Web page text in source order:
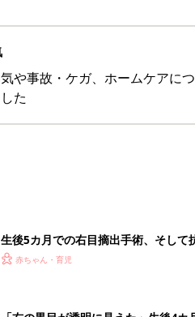
「右の黒目が透明に見えた」生後4カ
赤ちゃん・育児
セリア「優秀すぎる」「小さめバッ